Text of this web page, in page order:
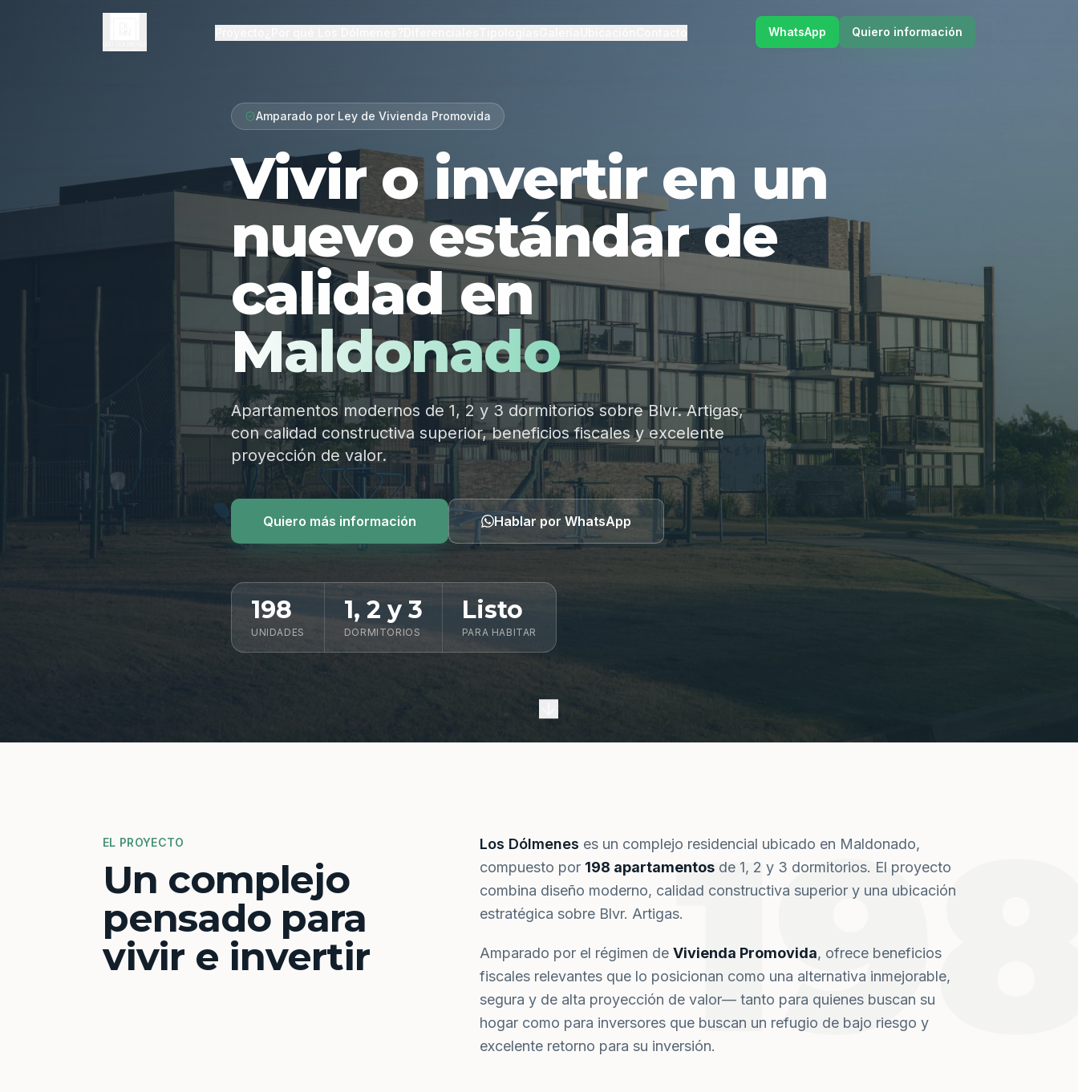
WhatsApp Quiero información
Amparado por Ley de Vivienda Promovida
Vivir o invertir en un
nuevo estándar de
calidad en
Maldonado
Apartamentos modernos de 1, 2 y 3 dormitorios sobre Blvr. Artigas,
con calidad constructiva superior, beneficios fiscales y excelente
proyección de valor.
Quiero más información Hablar por WhatsApp
198
UNIDADES
1, 2 y 3
DORMITORIOS
Listo
PARA HABITAR
EL PROYECTO
Un complejo
pensado para
vivir e invertir
Los Dólmenes es un complejo residencial ubicado en Maldonado,
compuesto por 198 apartamentos de 1, 2 y 3 dormitorios. El proyecto
combina diseño moderno, calidad constructiva superior y una ubicación
estratégica sobre Blvr. Artigas.
Amparado por el régimen de Vivienda Promovida, ofrece beneficios
fiscales relevantes que lo posicionan como una alternativa inmejorable,
segura y de alta proyección de valor— tanto para quienes buscan su
hogar como para inversores que buscan un refugio de bajo riesgo y
excelente retorno para su inversión.